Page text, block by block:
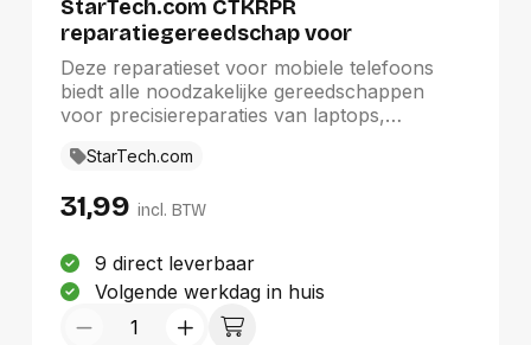
StarTech.com CTKRPR
reparatiegereedschap voor
elektronische apparaten
Deze reparatieset voor mobiele telefoons
biedt alle noodzakelijke gereedschappen
voor precisiereparaties van laptops,
Advantage
StarTech.com
31,99 incl. BTW
9 direct leverbaar
Volgende werkdag in huis